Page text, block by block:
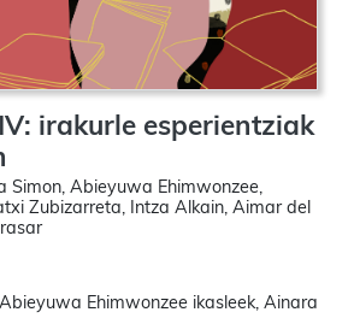
irakurle esperientziak
Simon, Abieyuwa Ehimwonzee,
Zubizarreta, Intza Alkain, Aimar del
Ehimwonzee ikasleek, Ainara